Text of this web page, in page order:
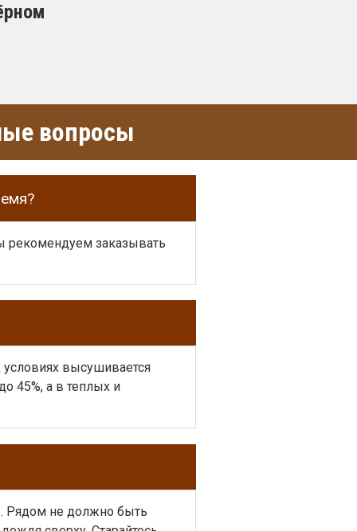
вопросы
рекомендуем заказывать
условиях высушивается
45%, а в теплых и
Рядом не должно быть